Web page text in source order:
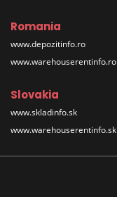
Romania
www.depozitinfo.ro
www.warehouserentinfo.ro
Slovakia
www.skladinfo.sk
www.warehouserentinfo.sk